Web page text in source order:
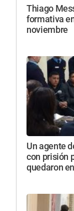
Thiago
formativa
noviembre
Un agente
con prisión
quedaron